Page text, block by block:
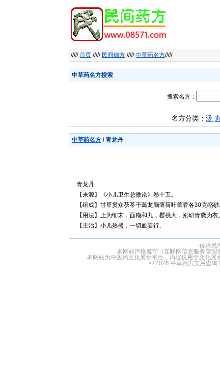
/////首页 ///// 民间偏方 /////中草药名方/////
中草药名方搜索
搜索名方：
名方分类： 汤
中草药名方 / 青龙丹
青龙丹
【来源】《小儿卫生总微论》卷十五。
【组成】甘草贯众茯苓干葛龙脑薄荷叶藿香各30克缩
【用法】上为细末，面糊和丸，樱桃大，别研青黛为
【主治】小儿热盛，一切血妄行。
传承民
本网站严格遵守《互联网信息服务管
本网站为中医药文化展示平台，内容仅用于文化
© 2026 中草药方实用查询